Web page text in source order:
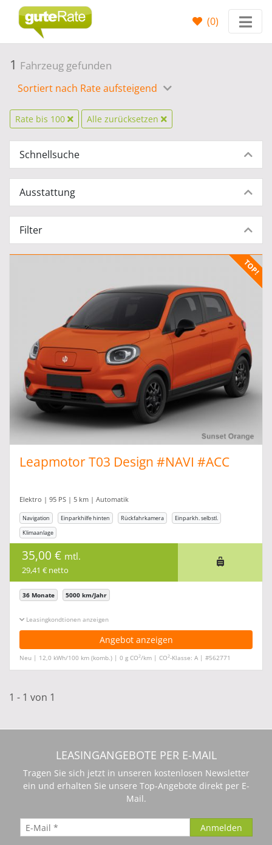
(0)
1 Fahrzeug gefunden
Sortiert nach Rate aufsteigend
Rate bis 100 Alle zurücksetzen
Schnellsuche
Ausstattung
Filter
Leapmotor T03 Design #NAVI #ACC
Elektro | 95 PS | 5 km | Automatik
Navigation Einparkhilfe hinten Rückfahrkamera
Einparkh. selbstl.
Klimaanlage
35,00 € mtl.
29,41 € netto
36 Monate 5000 km/Jahr
Leasingkonditionen ein-/ausblenden
Angebot anzeigen
Neu | 12,0 kWh/100 km (komb.) | 0 g CO2/km | CO2-Klasse: A | #562771
1 - 1 von 1
LEASINGANGEBOTE PER E-MAIL
Tragen Sie sich jetzt in unseren kostenlosen Newsletter
ein und erhalten Sie unsere Top-Angebote direkt per E-
Mail.